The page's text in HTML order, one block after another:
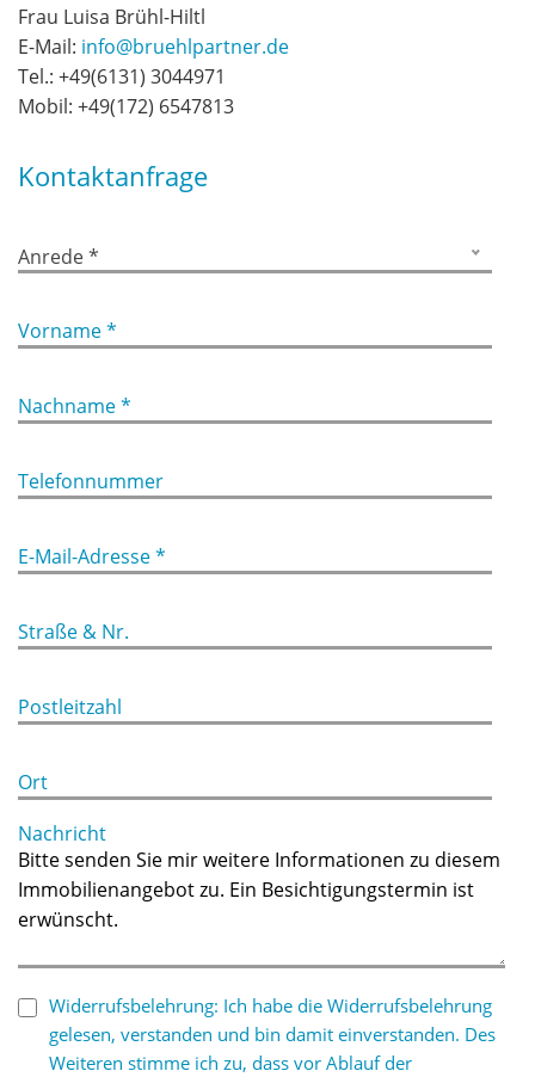
Frau Luisa Brühl-Hiltl
E-Mail: info@bruehlpartner.de
Tel.: +49(6131) 3044971
Mobil: +49(172) 6547813
Kontaktanfrage
Anrede *
Vorname *
Nachname *
Telefonnummer
E-Mail-Adresse *
Straße & Nr.
Postleitzahl
Ort
Nachricht
Widerrufsbelehrung: Ich habe die Widerrufsbelehrung
gelesen, verstanden und bin damit einverstanden. Des
Weiteren stimme ich zu, dass vor Ablauf der